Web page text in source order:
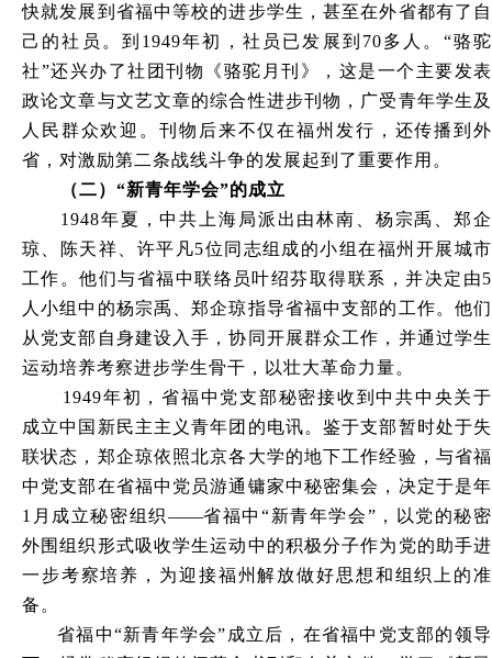
快就发展到省福中等校的进步学生，甚至在外省都有了自
己的社员。到1949年初，社员已发展到70多人。“骆驼
社”还兴办了社团刊物《骆驼月刊》，这是一个主要发表
政论文章与文艺文章的综合性进步刊物，广受青年学生及
人民群众欢迎。刊物后来不仅在福州发行，还传播到外
省，对激励第二条战线斗争的发展起到了重要作用。
（二）“新青年学会”的成立
1948年夏，中共上海局派出由林南、杨宗禹、郑企
琼、陈天祥、许平凡5位同志组成的小组在福州开展城市
工作。他们与省福中联络员叶绍芬取得联系，并决定由5
人小组中的杨宗禹、郑企琼指导省福中支部的工作。他们
从党支部自身建设入手，协同开展群众工作，并通过学生
运动培养考察进步学生骨干，以壮大革命力量。
1949年初，省福中党支部秘密接收到中共中央关于
成立中国新民主主义青年团的电讯。鉴于支部暂时处于失
联状态，郑企琼依照北京各大学的地下工作经验，与省福
中党支部在省福中党员游通镛家中秘密集会，决定于是年
1月成立秘密组织——省福中“新青年学会”，以党的秘密
外围组织形式吸收学生运动中的积极分子作为党的助手进
一步考察培养，为迎接福州解放做好思想和组织上的准
备。
省福中“新青年学会”成立后，在省福中党支部的领导